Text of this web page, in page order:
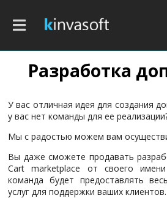
основному
Разработка
У вас отличная идея для создания
у вас нет команды для ее
Мы с радостью можем вам
Вы даже сможете продавать
Cart marketplace от своего
команда будет предоставлять
услуг для поддержки ваших клиентов.